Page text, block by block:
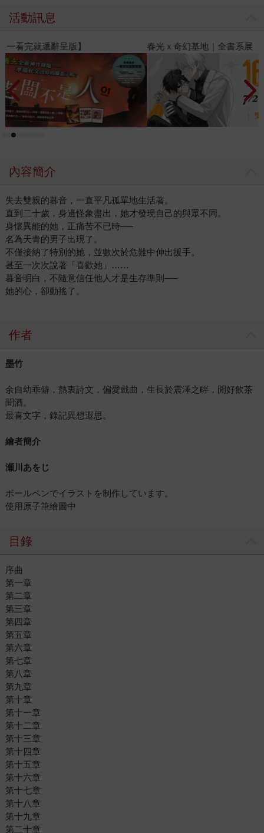
活動訊息
春光ｘ奇幻基地｜全書系展
內容簡介
失去雙親的暮音，一直平凡孤單地生活著。
直到二十歲，身邊怪象盡出，她才發現自己的與眾不同。
身懷異能的她，正痛苦不已時──
名為天青的男子出現了。
不僅接納了特別的她，並數次於危難中伸出援手。
甚至一次次說著「喜歡她」……
暮音明白，不隨意信任他人才是生存準則──
她的心，卻動搖了。
作者
墨竹
余自幼乖僻，熱衷詩文，偏愛戲曲，生長於震澤之畔，閒好飲茶
聞酒。
最喜文字，錄記異想遐思。
繪者簡介
瀬川あをじ
ボールペンでイラストを制作しています。
使用原子筆繪圖中
目錄
序曲
第一章
第二章
第三章
第四章
第五章
第六章
第七章
第八章
第九章
第十章
第十一章
第十二章
第十三章
第十四章
第十五章
第十六章
第十七章
第十八章
第十九章
第二十章